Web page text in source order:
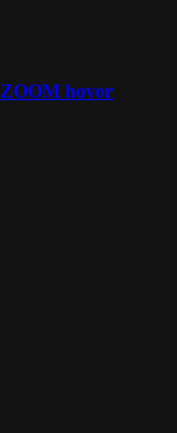
ZOOM hovor